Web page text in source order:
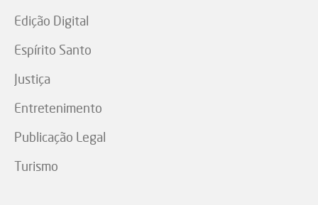
Edição Digital
Espírito Santo
Justiça
Entretenimento
Publicação Legal
Turismo